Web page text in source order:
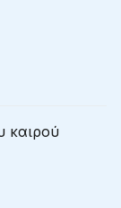
καιρού